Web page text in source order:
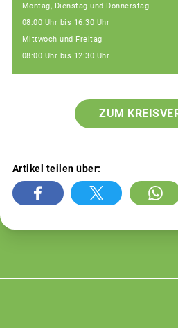
Montag, Dienstag und Donnerstag
08:00 Uhr bis 16:30 Uhr
Mittwoch und Freitag
08:00 Uhr bis 12:30 Uhr
ZUM
Artikel teilen über: